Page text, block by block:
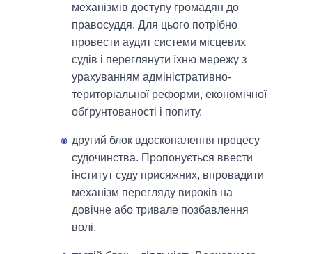
механізмів доступу громадян до
правосуддя. Для цього потрібно
провести аудит системи місцевих
судів і переглянути їхню мережу з
урахуванням адміністративно-
територіальної реформи, економічної
обґрунтованості і попиту.
другий блок вдосконалення процесу
судочинства. Пропонується ввести
інститут суду присяжних, впровадити
механізм перегляду вироків на
довічне або тривале позбавлення
волі.